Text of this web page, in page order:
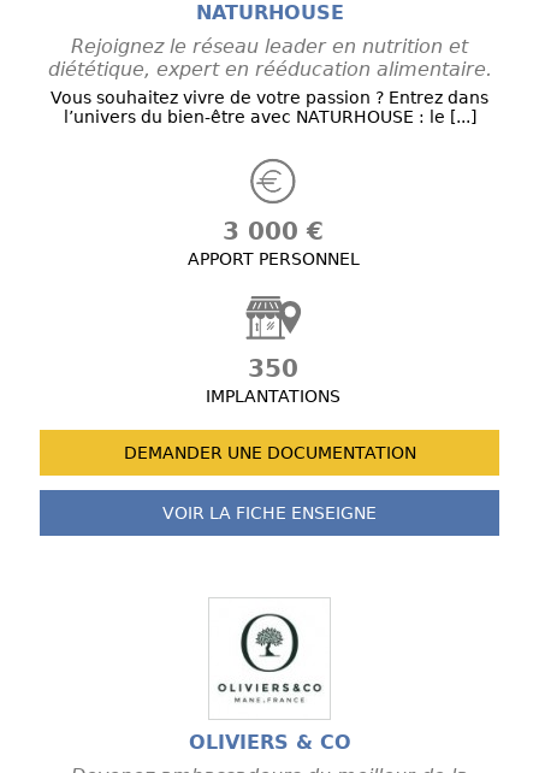
NATURHOUSE
Rejoignez le réseau leader en nutrition et
diététique, expert en rééducation alimentaire.
Vous souhaitez vivre de votre passion ? Entrez dans
l’univers du bien-être avec NATURHOUSE : le [...]
3 000 €
APPORT PERSONNEL
350
IMPLANTATIONS
DEMANDER UNE DOCUMENTATION
VOIR LA FICHE ENSEIGNE
OLIVIERS & CO